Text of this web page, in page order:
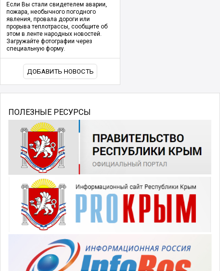
Если Вы стали свидетелем аварии,
пожара, необычного погодного
явления, провала дороги или
прорыва теплотрассы, сообщите об
этом в ленте народных новостей.
Загружайте фотографии через
специальную форму.
ДОБАВИТЬ НОВОСТЬ
ПОЛЕЗНЫЕ РЕСУРСЫ